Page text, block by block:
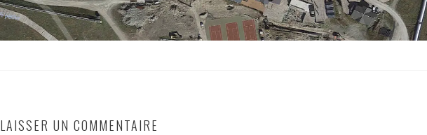
LAISSER UN COMMENTAIRE